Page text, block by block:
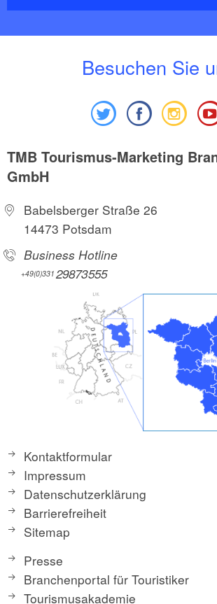
Besuchen Sie
TMB Tourismus-Marketing
GmbH
Babelsberger Straße 26
14473 Potsdam
Business Hotline
+49(0)331 29873555
Kontaktformular
Impressum
Datenschutzerklärung
Barrierefreiheit
Sitemap
Presse
Branchenportal für Touristiker
Tourismusakademie